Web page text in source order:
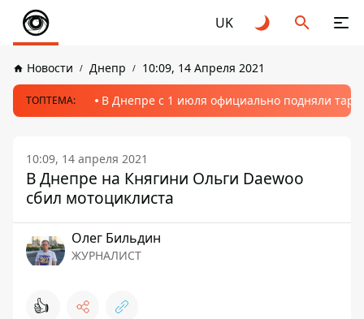
UK
Новости Днепр 10:09, 14 Апреля 2021
ТОПТЕМА: В Днепре с 1 июля официально подняли
10:09, 14 апреля 2021
В Днепре на Княгини Ольги Daewoo
сбил мотоциклиста
Олег Бильдин
ЖУРНАЛИСТ
👍